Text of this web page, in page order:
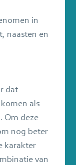
in
naasten en
dat
als
Om deze
nog beter
karakter
van